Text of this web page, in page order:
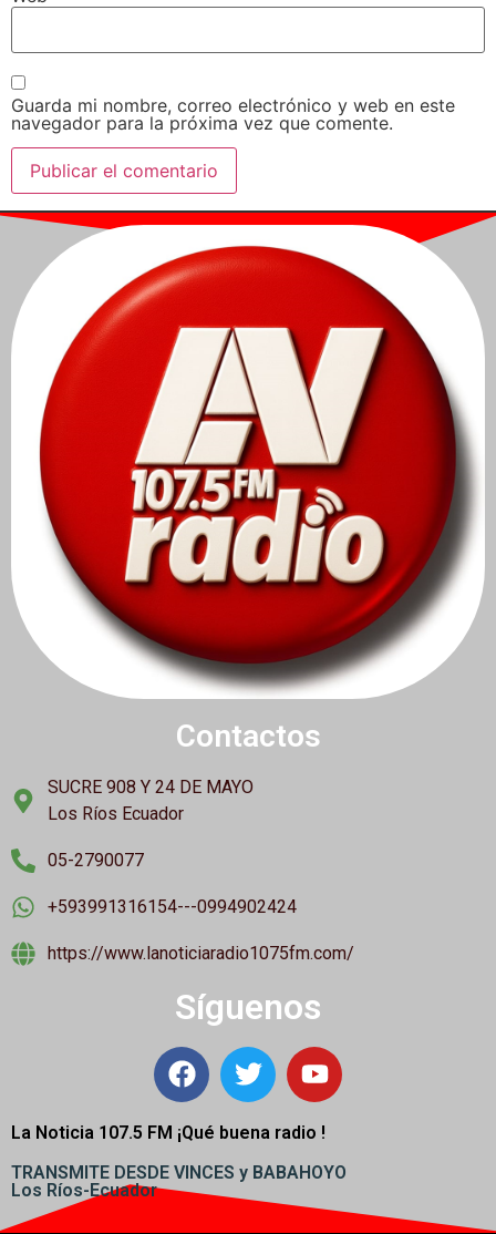
Guarda mi nombre, correo electrónico y web en este
navegador para la próxima vez que comente.
Contactos
SUCRE 908 Y 24 DE MAYO
Los Ríos Ecuador
05-2790077
+593991316154---0994902424
https://www.lanoticiaradio1075fm.com/
Síguenos
La Noticia 107.5 FM ¡Qué buena radio !
TRANSMITE DESDE VINCES y BABAHOYO
Los Ríos-Ecuador